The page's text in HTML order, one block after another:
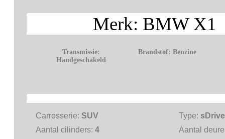
Merk: BMW X1
Transmissie:
Handgeschakeld
Brandstof:Benzine
Carrosserie: SUV Type:
Aantal cilinders: 4
Aantal